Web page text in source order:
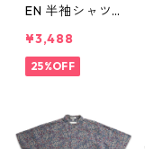
EN 半袖シャツ
キューバシャツ
メキシカンシャ
400n w60807
¥3,488
25%OFF